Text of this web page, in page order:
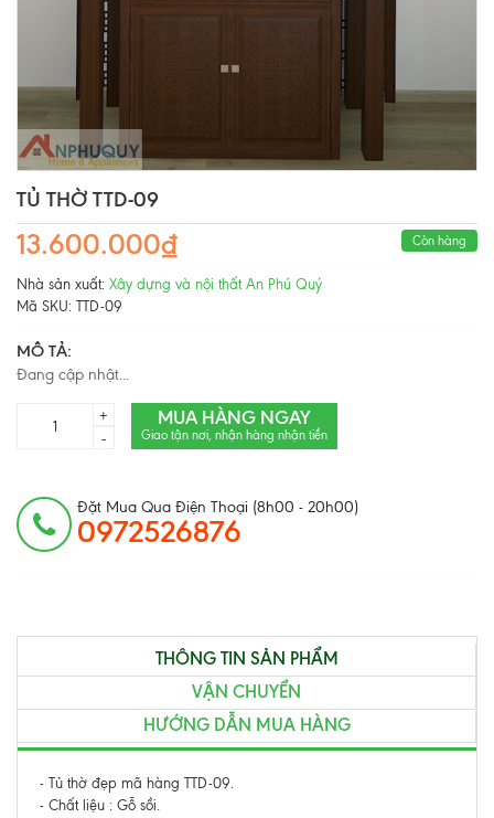
TỦ THỜ TTD-09
13.600.000₫ Còn hàng
Nhà sản xuất: Xây dựng và nội thất An Phú Quý
Mã SKU: TTD-09
MÔ TẢ:
Đang cập nhật...
+
-
MUA HÀNG NGAY
Giao tận nơi, nhận hàng nhận tiền
Đặt Mua Qua Điện Thoại (8h00 - 20h00)
0972526876
THÔNG TIN SẢN PHẨM
VẬN CHUYỂN
HƯỚNG DẪN MUA HÀNG
- Tủ thờ đẹp mã hàng TTD-09.
- Chất liệu : Gỗ sồi.